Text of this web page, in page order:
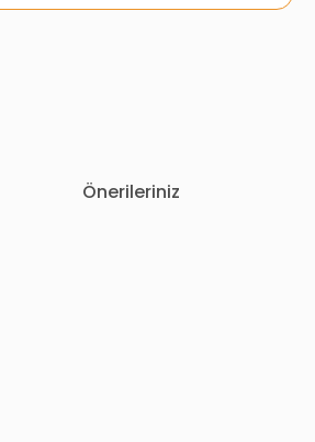
Önerileriniz